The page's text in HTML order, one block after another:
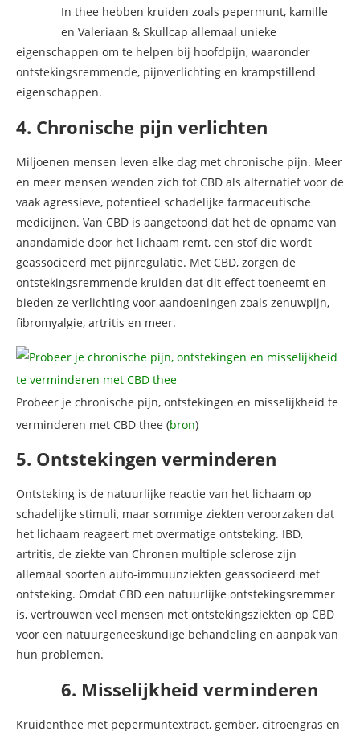
In thee hebben kruiden zoals pepermunt, kamille
en Valeriaan & Skullcap allemaal unieke
eigenschappen om te helpen bij hoofdpijn, waaronder
ontstekingsremmende, pijnverlichting en krampstillend
eigenschappen.
4. Chronische pijn verlichten
Miljoenen mensen leven elke dag met chronische pijn. Meer
en meer mensen wenden zich tot CBD als alternatief voor de
vaak agressieve, potentieel schadelijke farmaceutische
medicijnen. Van CBD is aangetoond dat het de opname van
anandamide door het lichaam remt, een stof die wordt
geassocieerd met pijnregulatie. Met CBD, zorgen de
ontstekingsremmende kruiden dat dit effect toeneemt en
bieden ze verlichting voor aandoeningen zoals zenuwpijn,
fibromyalgie, artritis en meer.
Probeer je chronische pijn, ontstekingen en misselijkheid te
verminderen met CBD thee (bron)
5. Ontstekingen verminderen
Ontsteking is de natuurlijke reactie van het lichaam op
schadelijke stimuli, maar sommige ziekten veroorzaken dat
het lichaam reageert met overmatige ontsteking. IBD,
artritis, de ziekte van Chronen multiple sclerose zijn
allemaal soorten auto-immuunziekten geassocieerd met
ontsteking. Omdat CBD een natuurlijke ontstekingsremmer
is, vertrouwen veel mensen met ontstekingsziekten op CBD
voor een natuurgeneeskundige behandeling en aanpak van
hun problemen.
6. Misselijkheid verminderen
Kruidenthee met pepermuntextract, gember, citroengras en